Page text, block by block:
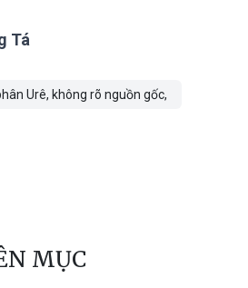
Tá
Urê, không rõ nguồn gốc,
MỤC